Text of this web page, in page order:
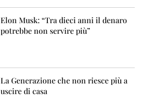
Elon Musk: “Tra dieci anni il denaro
potrebbe non servire più”
La Generazione che non riesce più a
uscire di casa